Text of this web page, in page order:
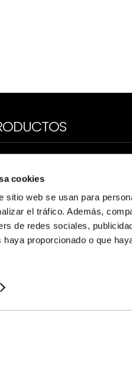
cookies
sitio web se usan para
el tráfico. Además,
de redes sociales,
haya proporcionado o que
INTERIOR
INDUSTRIAL